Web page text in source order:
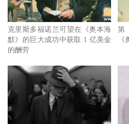
柯尔曼多明哥（Colman
基里安墨菲（Cillian Murphy）
杰佛瑞莱特（Jeffrey Wright），
最佳女主角
艾玛史东（Emma Stone），
莉莉葛莱斯顿（Lily Gladstone
克里斯多福诺兰可望在《奥本海
默》的巨大成功中获取 1 亿美金
的酬劳
第